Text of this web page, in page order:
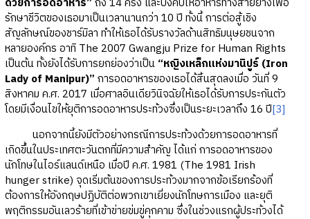
รักษาชีวิตของเธอมาเป็นเวลานานกว่า 10 ปี ทั้งนี้ การต่อสู้เชิง
สัญลักษณ์ของชาร์มิลา ทำให้เธอได้รับรางวัลด้านสิทธิมนุษยชนจาก
หลายองค์กร อาทิ The 2007 Gwangju Prize for Human Rights
เป็นต้น ทั้งยังได้รับการยกย่องว่าเป็น “หญิงเหล็กแห่งมานิปูร์ (Iron
Lady of Manipur)” การอดอาหารของเธอได้สิ้นสุดลงเมื่อ วันที่ 9
สิงหาคม ค.ศ. 2017 เมื่อศาลอินเดียวินิจฉัยให้เธอได้รับการประกันตัว
โดยมีเงื่อนไขให้ยุติการอดอาหารประท้วงซึ่งเป็นระยะเวลาถึง 16 ปี[3]
นอกจากนี้ยังมีตัวอย่างกรณีการประท้วงด้วยการอดอาหารที่
เกิดขึ้นในประเทศตะวันตกที่มีความสำคัญ ได้แก่ การอดอาหารของ
นักโทษในไอร์แลนด์เหนือ เมื่อปี ค.ศ. 1981 (The 1981 Irish
hunger strike) จุดเริ่มต้นของการประท้วงมากจากข้อเรียกร้องที่
ต้องการให้อังกฤษปฏิบัติต่อพวกเขาเยี่ยงนักโทษการเมือง และยุติ
พฤติกรรมอันเลวร้ายที่เข้าข่ายข่มขู่คุกคาม ซึ่งในช่วงแรกผู้ประท้วงได้